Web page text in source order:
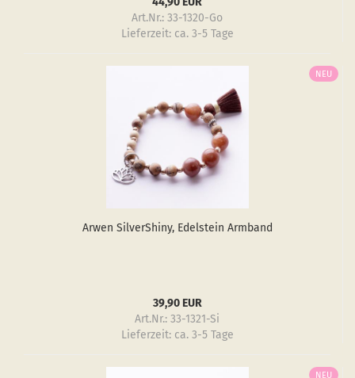
Art.Nr.: 33-1320-Go
Lieferzeit: ca. 3-5 Tage
NEU
Arwen Sil­verS­hiny, Edel­stein Arm­band
39,90 EUR
Art.Nr.: 33-1321-Si
Lieferzeit: ca. 3-5 Tage
NEU